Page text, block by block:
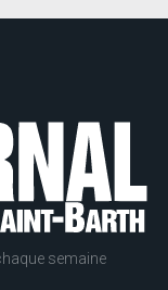
semaine